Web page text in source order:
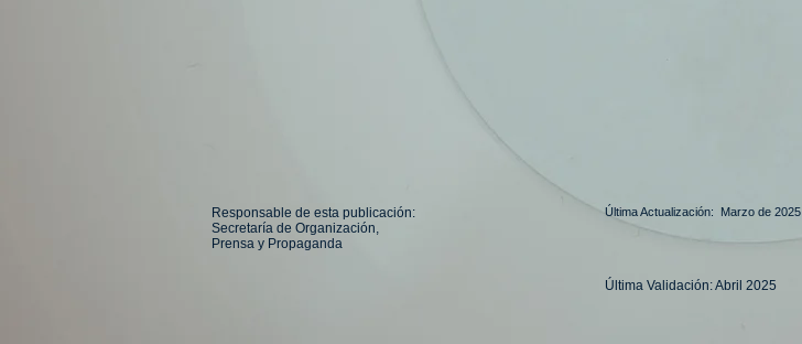
Responsable de esta publicación:
Secretaría de Organización,
Prensa y Propaganda
Última Actualización: Marzo de 2025
Última Validación: Abril 2025